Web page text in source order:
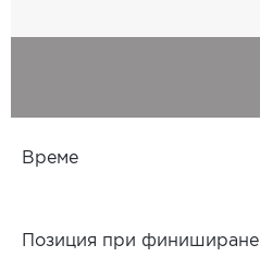
Време
Позиция при финиширане